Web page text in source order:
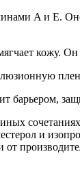
A и E. Оно
кожу.
барьером,
и
от